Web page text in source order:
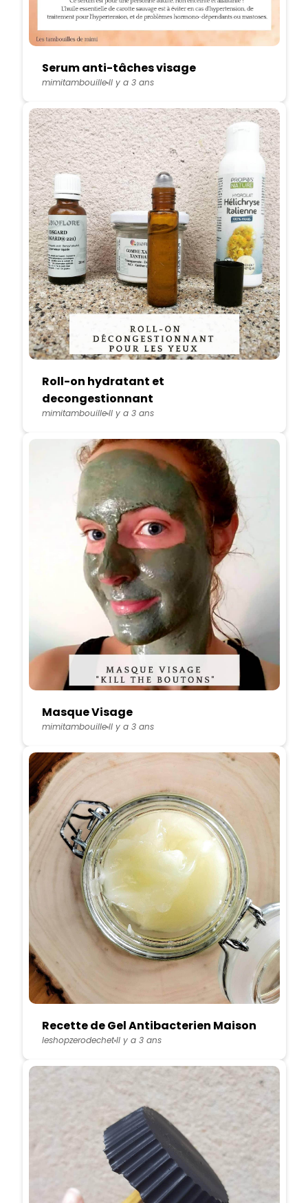
Serum anti-tâches visage
mimitambouilleIl y a 3 ans
Roll-on hydratant et
decongestionnant
mimitambouilleIl y a 3 ans
Masque Visage
mimitambouilleIl y a 3 ans
Recette de Gel Antibacterien Maison
leshopzerodechetIl y a 3 ans